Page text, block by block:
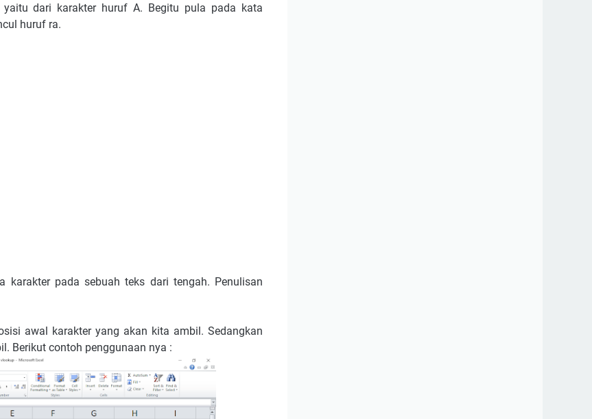
dari karakter huruf A. Begitu pula pada kata
huruf ra.
karakter pada sebuah teks dari tengah. Penulisan
awal karakter yang akan kita ambil. Sedangkan
Berikut contoh penggunaan nya :